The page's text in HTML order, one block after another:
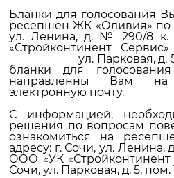
Бланки для голосования
ресепшен ЖК «Оливия»
ул. Ленина, д. № 290/8
«Стройконтинент
ул. Парковая, д. 5,
бланки для
направленны Вам
электронную почту.
С информацией,
решения по вопросам
ознакомиться на
адресу: г. Сочи, ул.
ООО «УК «Стройконтинент
Сочи, ул. Парковая, д. 5, пом.